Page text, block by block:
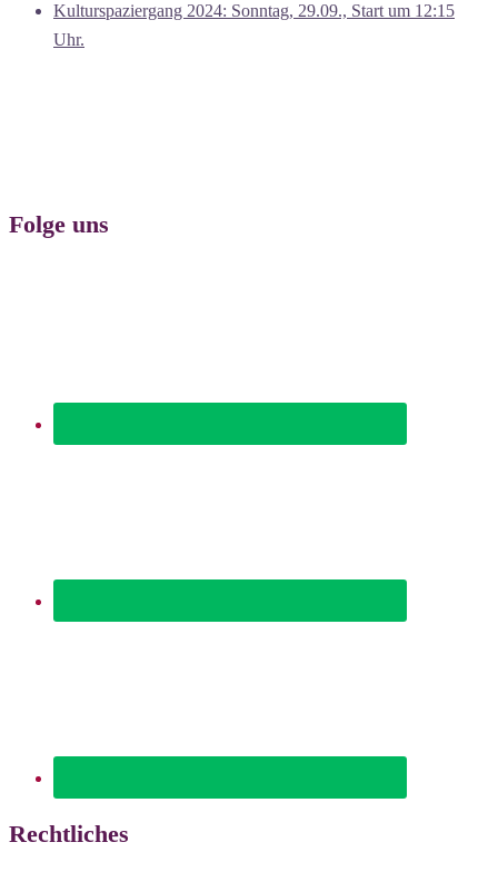
Kulturspaziergang 2024: Sonntag, 29.09., Start um 12:15
Uhr.
Folge uns
Rechtliches